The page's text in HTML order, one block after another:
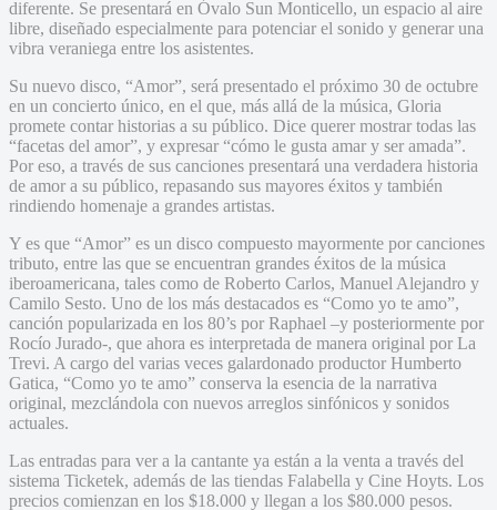
diferente. Se presentará en Óvalo Sun Monticello, un espacio al aire
libre, diseñado especialmente para potenciar el sonido y generar una
vibra veraniega entre los asistentes.
Su nuevo disco, “Amor”, será presentado el próximo 30 de octubre
en un concierto único, en el que, más allá de la música, Gloria
promete contar historias a su público. Dice querer mostrar todas las
“facetas del amor”, y expresar “cómo le gusta amar y ser amada”.
Por eso, a través de sus canciones presentará una verdadera historia
de amor a su público, repasando sus mayores éxitos y también
rindiendo homenaje a grandes artistas.
Y es que “Amor” es un disco compuesto mayormente por canciones
tributo, entre las que se encuentran grandes éxitos de la música
iberoamericana, tales como de Roberto Carlos, Manuel Alejandro y
Camilo Sesto. Uno de los más destacados es “Como yo te amo”,
canción popularizada en los 80’s por Raphael –y posteriormente por
Rocío Jurado-, que ahora es interpretada de manera original por La
Trevi. A cargo del varias veces galardonado productor Humberto
Gatica, “Como yo te amo” conserva la esencia de la narrativa
original, mezclándola con nuevos arreglos sinfónicos y sonidos
actuales.
Las entradas para ver a la cantante ya están a la venta a través del
sistema Ticketek, además de las tiendas Falabella y Cine Hoyts. Los
precios comienzan en los $18.000 y llegan a los $80.000 pesos.